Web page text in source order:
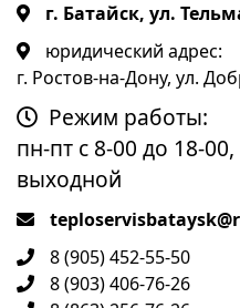
г. Батайск, ул.
юридический адрес:
г. Ростов-на-Дону, ул.
Режим работы:
пн-пт с 8-00 до 18-
выходной
8 (905) 452-55-50
8 (903) 406-76-26